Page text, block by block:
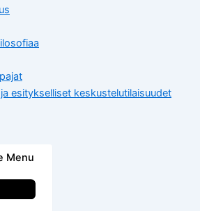
esitykselliset keskustelutilaisuudet
Menu